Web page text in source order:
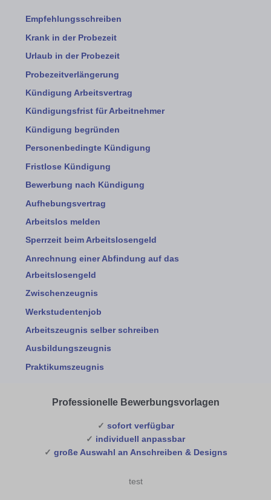
Empfehlungsschreiben
Krank in der Probezeit
Urlaub in der Probezeit
Probezeitverlängerung
Kündigung Arbeitsvertrag
Kündigungsfrist für Arbeitnehmer
Kündigung begründen
Personenbedingte Kündigung
Fristlose Kündigung
Bewerbung nach Kündigung
Aufhebungsvertrag
Arbeitslos melden
Sperrzeit beim Arbeitslosengeld
Anrechnung einer Abfindung auf das
Arbeitslosengeld
Zwischenzeugnis
Werkstudentenjob
Arbeitszeugnis selber schreiben
Ausbildungszeugnis
Praktikumszeugnis
Professionelle Bewerbungsvorlagen
✓ sofort verfügbar
✓ individuell anpassbar
✓ große Auswahl an Anschreiben & Designs
test